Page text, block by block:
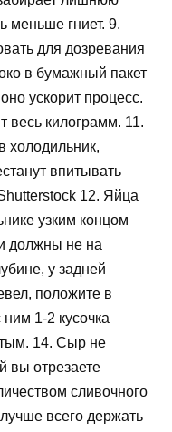
меньше гниет. 9.
для дозревания
в бумажный пакет
ускорит процесс.
весь килограмм. 11.
холодильник,
впитывать
12. Яйца
узким концом
должны не на
у задней
положите в
1-2 кусочка
14. Сыр не
вы отрезаете
сливочного
всего держать